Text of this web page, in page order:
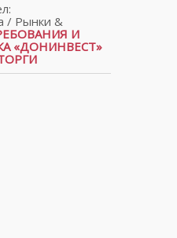
/ Рынки &
И
«ДОНИНВЕСТ»